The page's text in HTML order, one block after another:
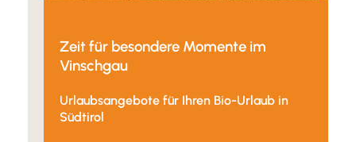
Zeit für besondere Momente im
Vinschgau
Urlaubsangebote für Ihren Bio-Urlaub in
Südtirol